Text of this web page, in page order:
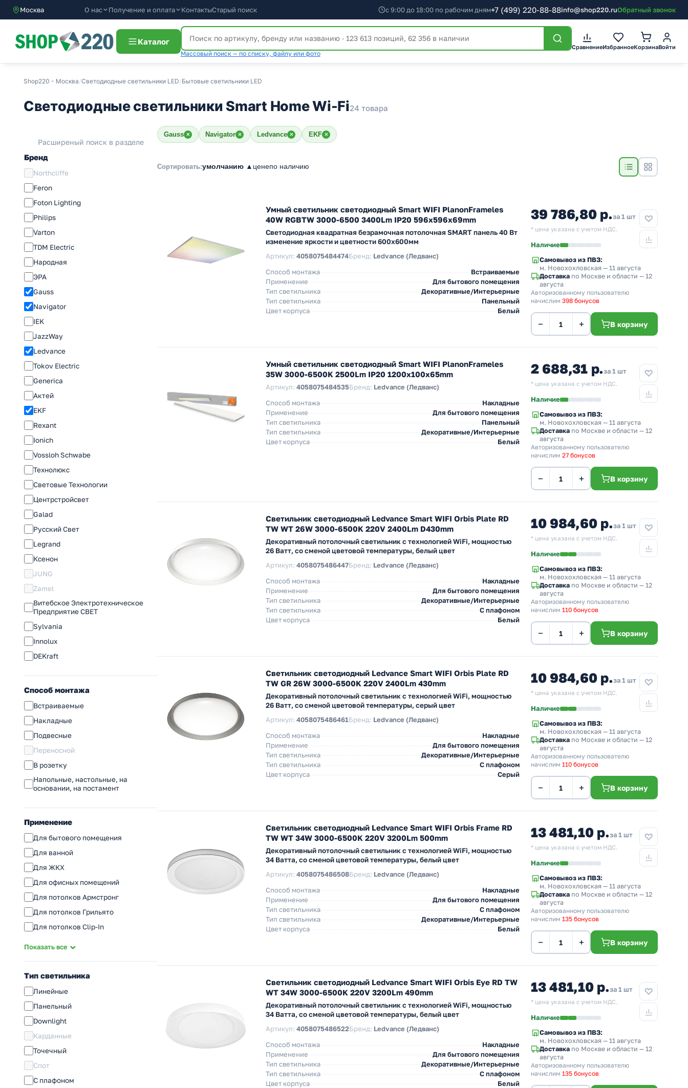
Москва О нас Получение и оплата КонтактыСтарый поиск с 9:00 до 18:00 по рабочим дням+7 (499) 220-88-88info@shop220.ruОбратный звонок
Каталог
Массовый поиск — по списку, файлу или фото
СравнениеИзбранноеКорзинаВойти
Shop220 - Москва/Светодиодные светильники LED/Бытовые светильники LED
Светодиодные светильники Smart Home Wi-Fi24 товара
Расширеный поиск в разделе
Бренд
Northcliffe
Feron
Foton Lighting
Philips
Varton
TDM Electric
Народная
ЭРА
Gauss
Navigator
IEK
JazzWay
Ledvance
Tokov Electric
Generica
Актей
EKF
Rexant
Ionich
Vossloh Schwabe
Технолюкс
Световые Технологии
Центрстройсвет
Galad
Русский Свет
Legrand
Ксенон
JUNG
Zamel
Витебское Электротехническое
Предприятие СВЕТ
Sylvania
Innolux
DEKraft
Способ монтажа
Встраиваемые
Накладные
Подвесные
Переносной
В розетку
Напольные, настольные, на
основании, на постамент
Применение
Для бытового помещения
Для ванной
Для ЖКХ
Для офисных помещений
Для потолков Армстронг
Для потолков Грильято
Для потолков Clip-In
Показать все
Тип светильника
Линейные
Панельный
Downlight
Карданные
Точечный
Спот
С плафоном
Gauss × Navigator × Ledvance × EKF ×
Сортировать:умолчанию ▲ ценепо наличию
Умный светильник светодиодный Smart WIFI PlanonFrameles
40W RGBTW 3000-6500 3400Lm IP20 596x596x69mm
Светодиодная квадратная безрамочная потолочная SMART панель 40 Вт
изменение яркости и цветности 600х600мм
Артикул: 4058075484474Бренд: Ledvance (Ледванс)
Способ монтажа
Встраиваемые
Применение
Для бытового помещения
Тип светильника
Декоративные/Интерьерные
Тип светильника
Панельный
Цвет корпуса
Белый
39 786,80 р.за 1 шт
* цена указана с учетом НДС.
Наличие
Самовывоз из ПВЗ:
м. Новохохловская — 11 августа
Доставка по Москве и области — 12
августа
Авторизованному пользователю
начислим 398 бонусов
− + В корзину
Умный светильник светодиодный Smart WIFI PlanonFrameles
35W 3000-6500K 2500Lm IP20 1200x100x65mm
Артикул: 4058075484535Бренд: Ledvance (Ледванс)
Способ монтажа
Накладные
Применение
Для бытового помещения
Тип светильника
Панельный
Тип светильника
Декоративные/Интерьерные
Цвет корпуса
Белый
2 688,31 р.за 1 шт
* цена указана с учетом НДС.
Наличие
Самовывоз из ПВЗ:
м. Новохохловская — 11 августа
Доставка по Москве и области — 12
августа
Авторизованному пользователю
начислим 27 бонусов
− + В корзину
Светильник светодиодный Ledvance Smart WIFI Orbis Plate RD
TW WT 26W 3000-6500K 220V 2400Lm D430mm
Декоративный потолочный светильник с технологией WiFi, мощностью
26 Ватт, со сменой цветовой температуры, белый цвет
Артикул: 4058075486447Бренд: Ledvance (Ледванс)
Способ монтажа
Накладные
Применение
Для бытового помещения
Тип светильника
Декоративные/Интерьерные
Тип светильника
С плафоном
Цвет корпуса
Белый
10 984,60 р.за 1 шт
* цена указана с учетом НДС.
Наличие
Самовывоз из ПВЗ:
м. Новохохловская — 11 августа
Доставка по Москве и области — 12
августа
Авторизованному пользователю
начислим 110 бонусов
− + В корзину
Светильник светодиодный Ledvance Smart WIFI Orbis Plate RD
TW GR 26W 3000-6500K 220V 2400Lm 430mm
Декоративный потолочный светильник с технологией WiFi, мощностью
26 Ватт, со сменой цветовой температуры, серый цвет
Артикул: 4058075486461Бренд: Ledvance (Ледванс)
Способ монтажа
Накладные
Применение
Для бытового помещения
Тип светильника
Декоративные/Интерьерные
Тип светильника
С плафоном
Цвет корпуса
Серый
10 984,60 р.за 1 шт
* цена указана с учетом НДС.
Наличие
Самовывоз из ПВЗ:
м. Новохохловская — 11 августа
Доставка по Москве и области — 12
августа
Авторизованному пользователю
начислим 110 бонусов
− + В корзину
Светильник светодиодный Ledvance Smart WIFI Orbis Frame RD
TW WT 34W 3000-6500K 220V 3200Lm 500mm
Декоративный потолочный светильник с технологией WiFi, мощностью
34 Ватта, со сменой цветовой температуры, белый цвет
Артикул: 4058075486508Бренд: Ledvance (Ледванс)
Способ монтажа
Накладные
Применение
Для бытового помещения
Тип светильника
С плафоном
Тип светильника
Декоративные/Интерьерные
Цвет корпуса
Белый
13 481,10 р.за 1 шт
* цена указана с учетом НДС.
Наличие
Самовывоз из ПВЗ:
м. Новохохловская — 11 августа
Доставка по Москве и области — 12
августа
Авторизованному пользователю
начислим 135 бонусов
− + В корзину
Светильник светодиодный Ledvance Smart WIFI Orbis Eye RD TW
WT 34W 3000-6500K 220V 3200Lm 490mm
Декоративный потолочный светильник с технологией WiFi, мощностью
34 Ватта, со сменой цветовой температуры, белый цвет
Артикул: 4058075486522Бренд: Ledvance (Ледванс)
Способ монтажа
Накладные
Применение
Для бытового помещения
Тип светильника
Декоративные/Интерьерные
Тип светильника
С плафоном
Цвет корпуса
Белый
13 481,10 р.за 1 шт
* цена указана с учетом НДС.
Наличие
Самовывоз из ПВЗ:
м. Новохохловская — 11 августа
Доставка по Москве и области — 12
августа
Авторизованному пользователю
начислим 135 бонусов